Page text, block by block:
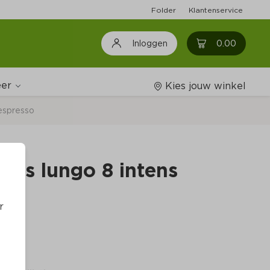
Folder Klantenservice
Inloggen 0.00 0
Kies jouw winkel
lungo 8 intens